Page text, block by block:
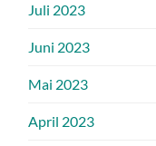
Juli 2023
Juni 2023
Mai 2023
April 2023